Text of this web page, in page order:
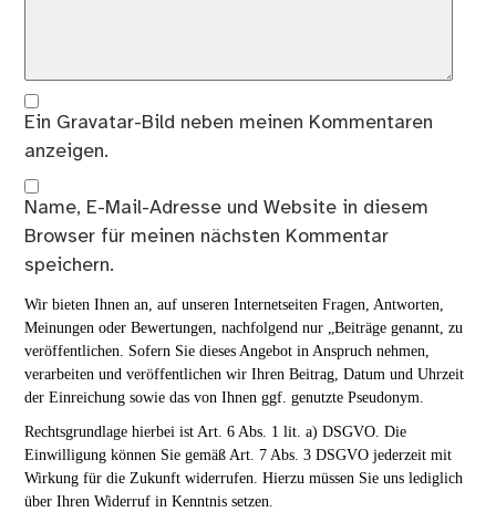
Ein Gravatar-Bild neben meinen Kommentaren
anzeigen.
Name, E-Mail-Adresse und Website in diesem
Browser für meinen nächsten Kommentar
speichern.
Wir bieten Ihnen an, auf unseren Internetseiten Fragen, Antworten,
Meinungen oder Bewertungen, nachfolgend nur „Beiträge genannt, zu
veröffentlichen. Sofern Sie dieses Angebot in Anspruch nehmen,
verarbeiten und veröffentlichen wir Ihren Beitrag, Datum und Uhrzeit
der Einreichung sowie das von Ihnen ggf. genutzte Pseudonym.
Rechtsgrundlage hierbei ist Art. 6 Abs. 1 lit. a) DSGVO. Die
Einwilligung können Sie gemäß Art. 7 Abs. 3 DSGVO jederzeit mit
Wirkung für die Zukunft widerrufen. Hierzu müssen Sie uns lediglich
über Ihren Widerruf in Kenntnis setzen.